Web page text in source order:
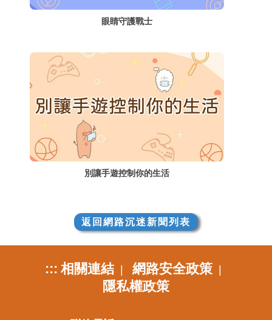
眼睛守護戰士
別讓手遊控制你的生活
返回網路沉迷新聞列表
::: 相關連結| 網路安全政策|
隱私權政策